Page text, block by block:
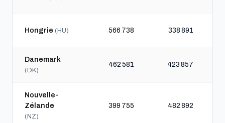
Hongrie (HU) 566 738 338 891
Danemark
(DK)
462 581 423 857
Nouvelle-
Zélande
(NZ)
399 755 482 892